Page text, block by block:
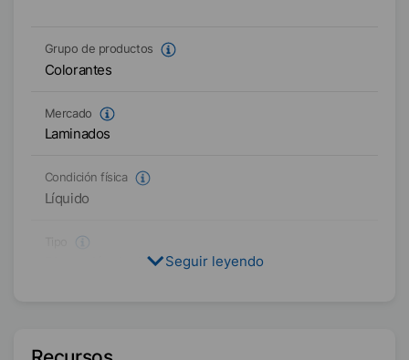
Grupo de productos
Colorantes
Mercado
Laminados
Condición física
Líquido
Dispersión de dióxido de titanio
Seguir leyendo